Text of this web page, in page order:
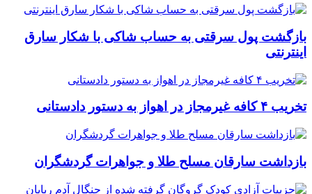
بازگشت پول سرقتی به حساب شاکی با شکار سارق
اینترنتی
تخریب ۴ کافه غیرمجاز در اهواز به دستور دادستانی
بازداشت سارقان مسلح طلا و جواهرات گردشگران